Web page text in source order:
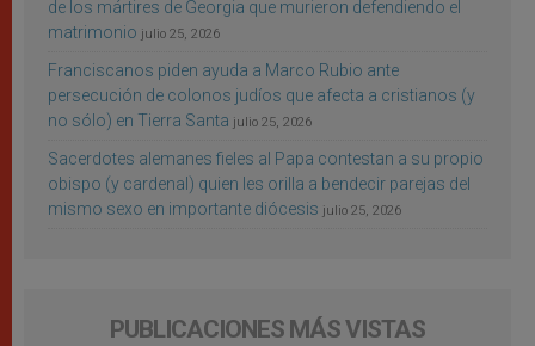
de los mártires de Georgia que murieron defendiendo el
matrimonio julio 25, 2026
Franciscanos piden ayuda a Marco Rubio ante
persecución de colonos judíos que afecta a cristianos (y
no sólo) en Tierra Santa julio 25, 2026
Sacerdotes alemanes fieles al Papa contestan a su propio
obispo (y cardenal) quien les orilla a bendecir parejas del
mismo sexo en importante diócesis julio 25, 2026
PUBLICACIONES MÁS VISTAS